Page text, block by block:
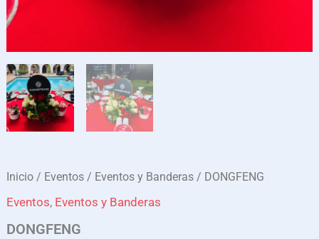
Inicio / Eventos / Eventos y Banderas / DONGFENG
Eventos, Eventos y Banderas
DONGFENG